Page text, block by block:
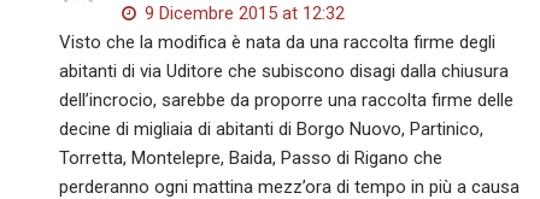
9 Dicembre 2015 at 12:32
Visto che la modifica è nata da una raccolta firme degli
abitanti di via Uditore che subiscono disagi dalla chiusura
dell’incrocio, sarebbe da proporre una raccolta firme delle
decine di migliaia di abitanti di Borgo Nuovo, Partinico,
Torretta, Montelepre, Baida, Passo di Rigano che
perderanno ogni mattina mezz’ora di tempo in più a causa